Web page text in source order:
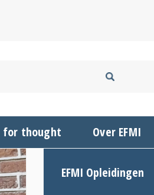
for thought Over EFMI
EFMI Opleidingen